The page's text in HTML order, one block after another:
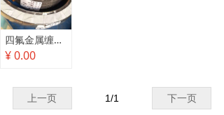
四氟金属缠绕垫
¥ 0.00
上一页 下一页
1/1